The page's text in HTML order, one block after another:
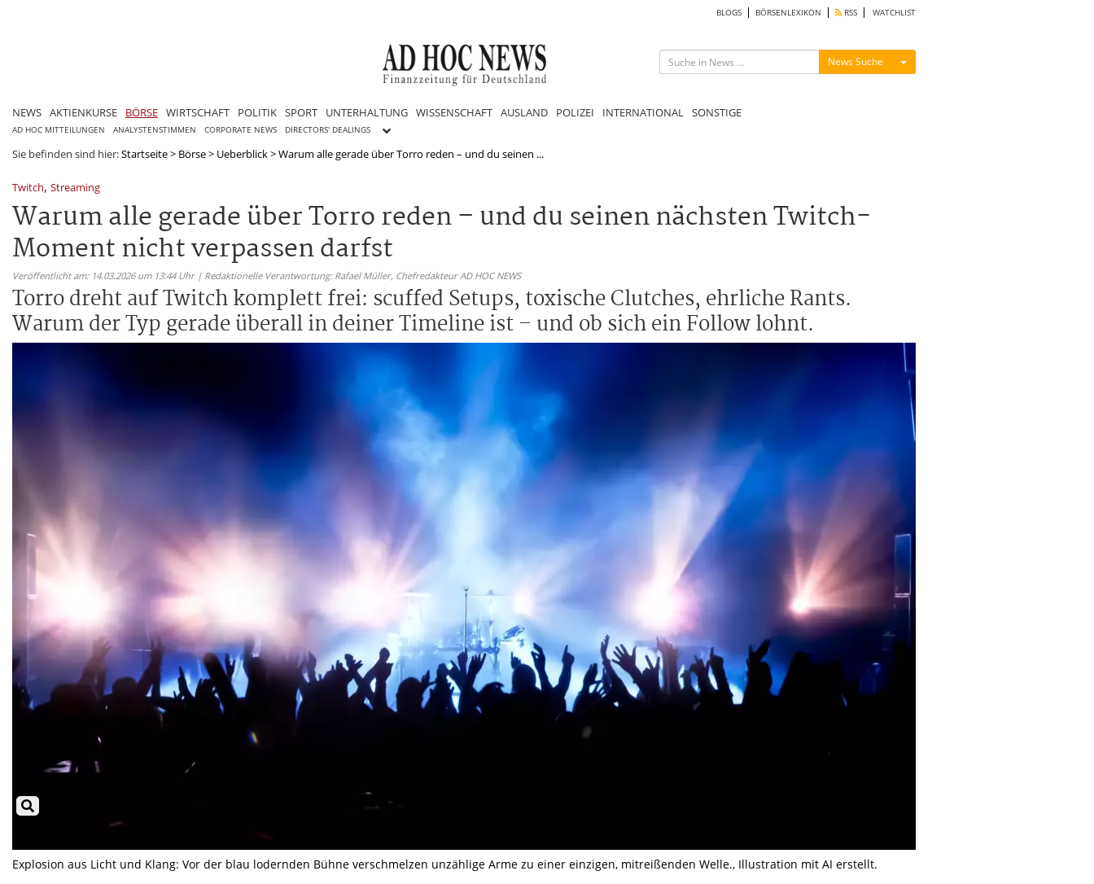
BLOGS BÖRSENLEXIKON RSS WATCHLIST
News Suche Menü ein-/ausblenden
NEWS AKTIENKURSE BÖRSE WIRTSCHAFT POLITIK SPORT UNTERHALTUNG WISSENSCHAFT AUSLAND POLIZEI INTERNATIONAL SONSTIGE
AD HOC MITTEILUNGEN ANALYSTENSTIMMEN CORPORATE NEWS DIRECTORS' DEALINGS
Sie befinden sind hier:Startseite> Börse> Ueberblick>Warum alle gerade über Torro reden – und du seinen ...
Twitch, Streaming
Warum alle gerade über Torro reden – und du seinen nächsten Twitch-
Moment nicht verpassen darfst
Veröffentlicht am: 14.03.2026 um 13:44 Uhr | Redaktionelle Verantwortung: Rafael Müller, Chefredakteur AD HOC NEWS
Torro dreht auf Twitch komplett frei: scuffed Setups, toxische Clutches, ehrliche Rants.
Warum der Typ gerade überall in deiner Timeline ist – und ob sich ein Follow lohnt.
Explosion aus Licht und Klang: Vor der blau lodernden Bühne verschmelzen unzählige Arme zu einer einzigen, mitreißenden Welle., Illustration mit AI erstellt.